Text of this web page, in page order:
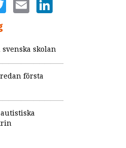
skolan
första